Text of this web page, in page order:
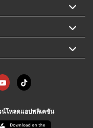
โหลดแอปพลิเคชัน